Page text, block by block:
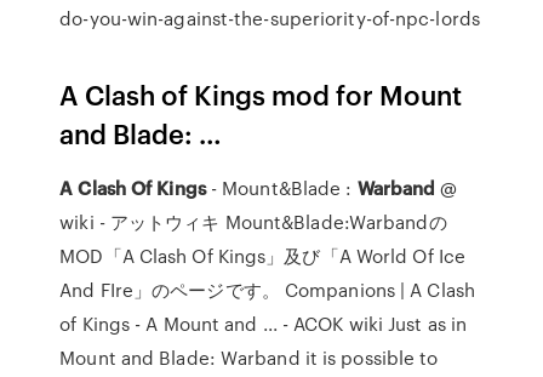
do-you-win-against-the-superiority-of-npc-lords
A Clash of Kings mod for Mount
and Blade: …
A ClashOf Kings- Mount&Blade : Warband @
wiki - アットウィキ Mount&Blade:Warbandの
MOD「A Clash Of Kings」及び「A World Of Ice
And FIre」のページです。 Companions | A Clash
of Kings - A Mount and ... - ACOK wiki Just as in
Mount and Blade: Warband it is possible to